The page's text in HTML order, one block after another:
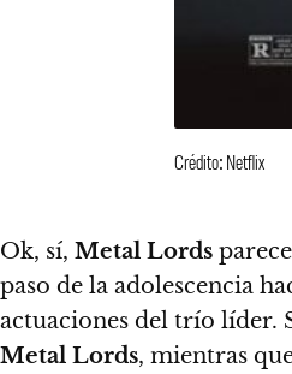
Crédito: Netflix
Ok, sí, Metal Lords
paso de la adolescencia
actuaciones del trío líder.
Metal Lords, mientras